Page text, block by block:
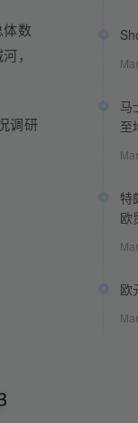
数
，
调研
马
至
特
欧
欧